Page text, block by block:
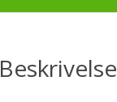
Beskrivelse